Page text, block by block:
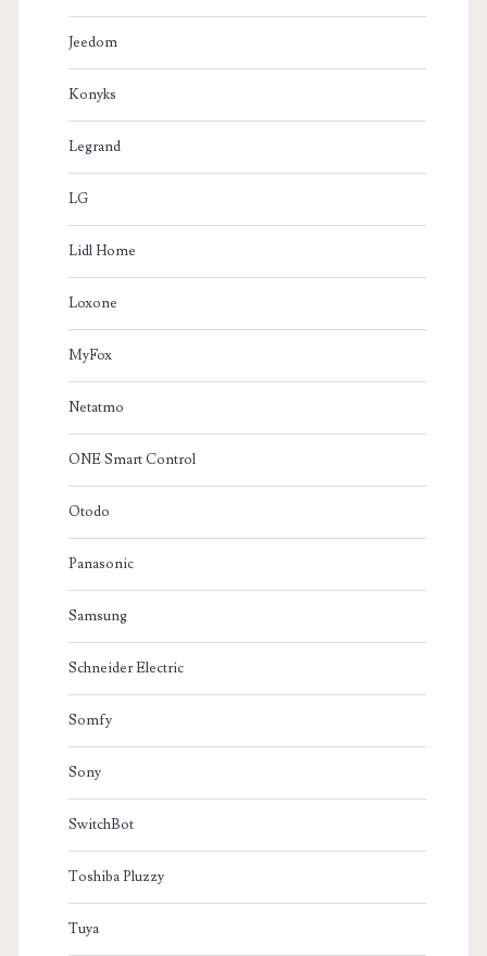
Jeedom
Konyks
Legrand
LG
Lidl Home
Loxone
MyFox
Netatmo
ONE Smart Control
Otodo
Panasonic
Samsung
Schneider Electric
Somfy
Sony
SwitchBot
Toshiba Pluzzy
Tuya